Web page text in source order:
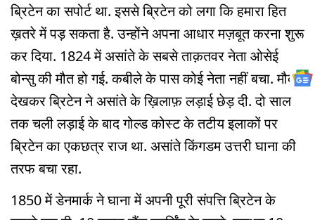
ब्रिटेन का सपोर्ट था. इससे ब्रिटेन को लगा कि हमारा हित
ख़तरे में पड़ सकता है. उन्होंने अपना आधार मज़बूत करना शुरू
कर दिया. 1824 में असांते के सबसे ताक़तवर नेता ओसेई
बोन्सु की मौत हो गई. कबीले के पास कोई नेता नहीं बचा. मौका
देखकर ब्रिटेन ने असांते के ख़िलाफ़ लड़ाई छेड़ दी. दो साल
तक चली लड़ाई के बाद गोल्ड कोस्ट के तटीय इलाकों पर
ब्रिटेन का एकछत्र राज था. असांते किंगडम उत्तरी घाना की
तरफ बचा रहा.
1850 में डेनमार्क ने घाना में अपनी पूरी संपत्ति ब्रिटेन के